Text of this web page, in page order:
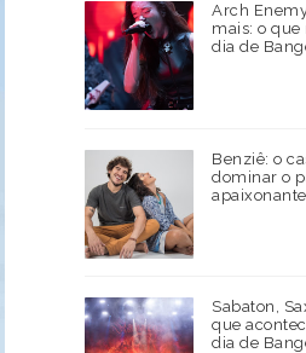
Arch
mais: o
dia de
Benziê: o
dominar o
apaixonante
Sabaton,
que
dia de